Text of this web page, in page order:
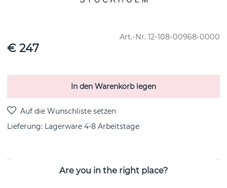
Art.-Nr. 12-108-00968-0000
€ 247
In den Warenkorb legen
Lieferung: Lagerware 4-8 Arbeitstage
PRODUKTBESCHREIBUNG
Are you in the right place?